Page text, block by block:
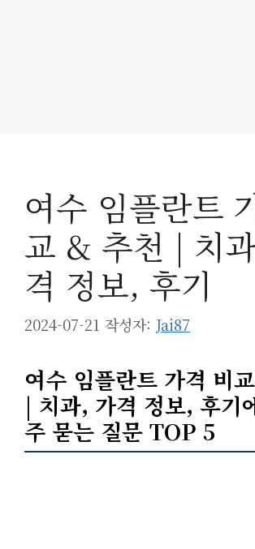
여수 임플란트
교 & 추천 | 치
격 정보, 후기
2024-07-21 작성자: Jai87
여수 임플란트 가격 비
| 치과, 가격 정보, 후기
주 묻는 질문 TOP 5